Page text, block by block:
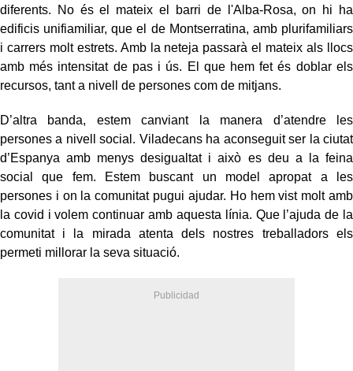
diferents. No és el mateix el barri de l'Alba-Rosa, on hi ha
edificis unifiamiliar, que el de Montserratina, amb plurifamiliars
i carrers molt estrets. Amb la neteja passarà el mateix als llocs
amb més intensitat de pas i ús. El que hem fet és doblar els
recursos, tant a nivell de persones com de mitjans.
D’altra banda, estem canviant la manera d’atendre les
persones a nivell social. Viladecans ha aconseguit ser la ciutat
d’Espanya amb menys desigualtat i això es deu a la feina
social que fem. Estem buscant un model apropat a les
persones i on la comunitat pugui ajudar. Ho hem vist molt amb
la covid i volem continuar amb aquesta línia. Que l’ajuda de la
comunitat i la mirada atenta dels nostres treballadors els
permeti millorar la seva situació.